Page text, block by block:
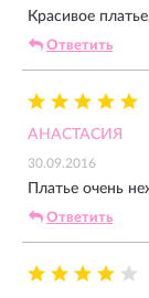
Красивое
Ответить
АНАСТАСИЯ
30.09.2016
Платье очень
Ответить